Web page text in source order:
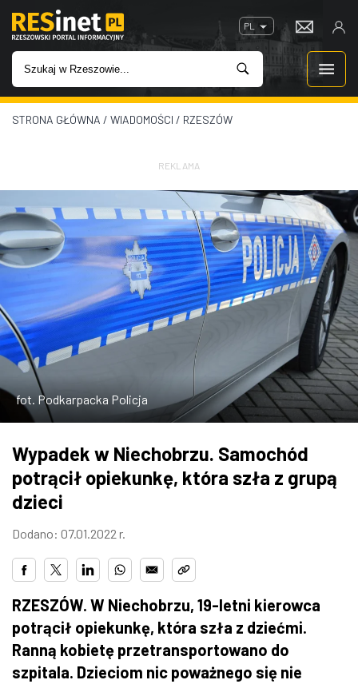
PL
WIADOMOŚCI
IMPREZY
ROZRYWKA
W KINACH
GASTRONOMIA
ZDJĘCIA
W RZESZOWIE
STRONA GŁÓWNA / WIADOMOŚCI / RZESZÓW
REKLAMA
fot. Podkarpacka Policja
Wypadek w Niechobrzu. Samochód
potrącił opiekunkę, która szła z grupą
dzieci
Dodano: 07.01.2022 r.
RZESZÓW. W Niechobrzu, 19-letni kierowca
potrącił opiekunkę, która szła z dziećmi.
Ranną kobietę przetransportowano do
szpitala. Dzieciom nic poważnego się nie